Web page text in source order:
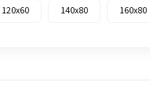
120x60 140x80 160x80